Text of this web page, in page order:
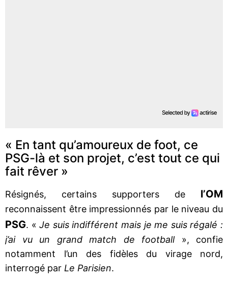
« En tant qu’amoureux de foot, ce
PSG-là et son projet, c’est tout ce qui
fait rêver »
Résignés, certains supporters de l’OM
reconnaissent être impressionnés par le niveau du
PSG. «Je suis indifférent mais je me suis régalé :
j’ai vu un grand match de football», confie
notamment l’un des fidèles du virage nord,
interrogé par Le Parisien.